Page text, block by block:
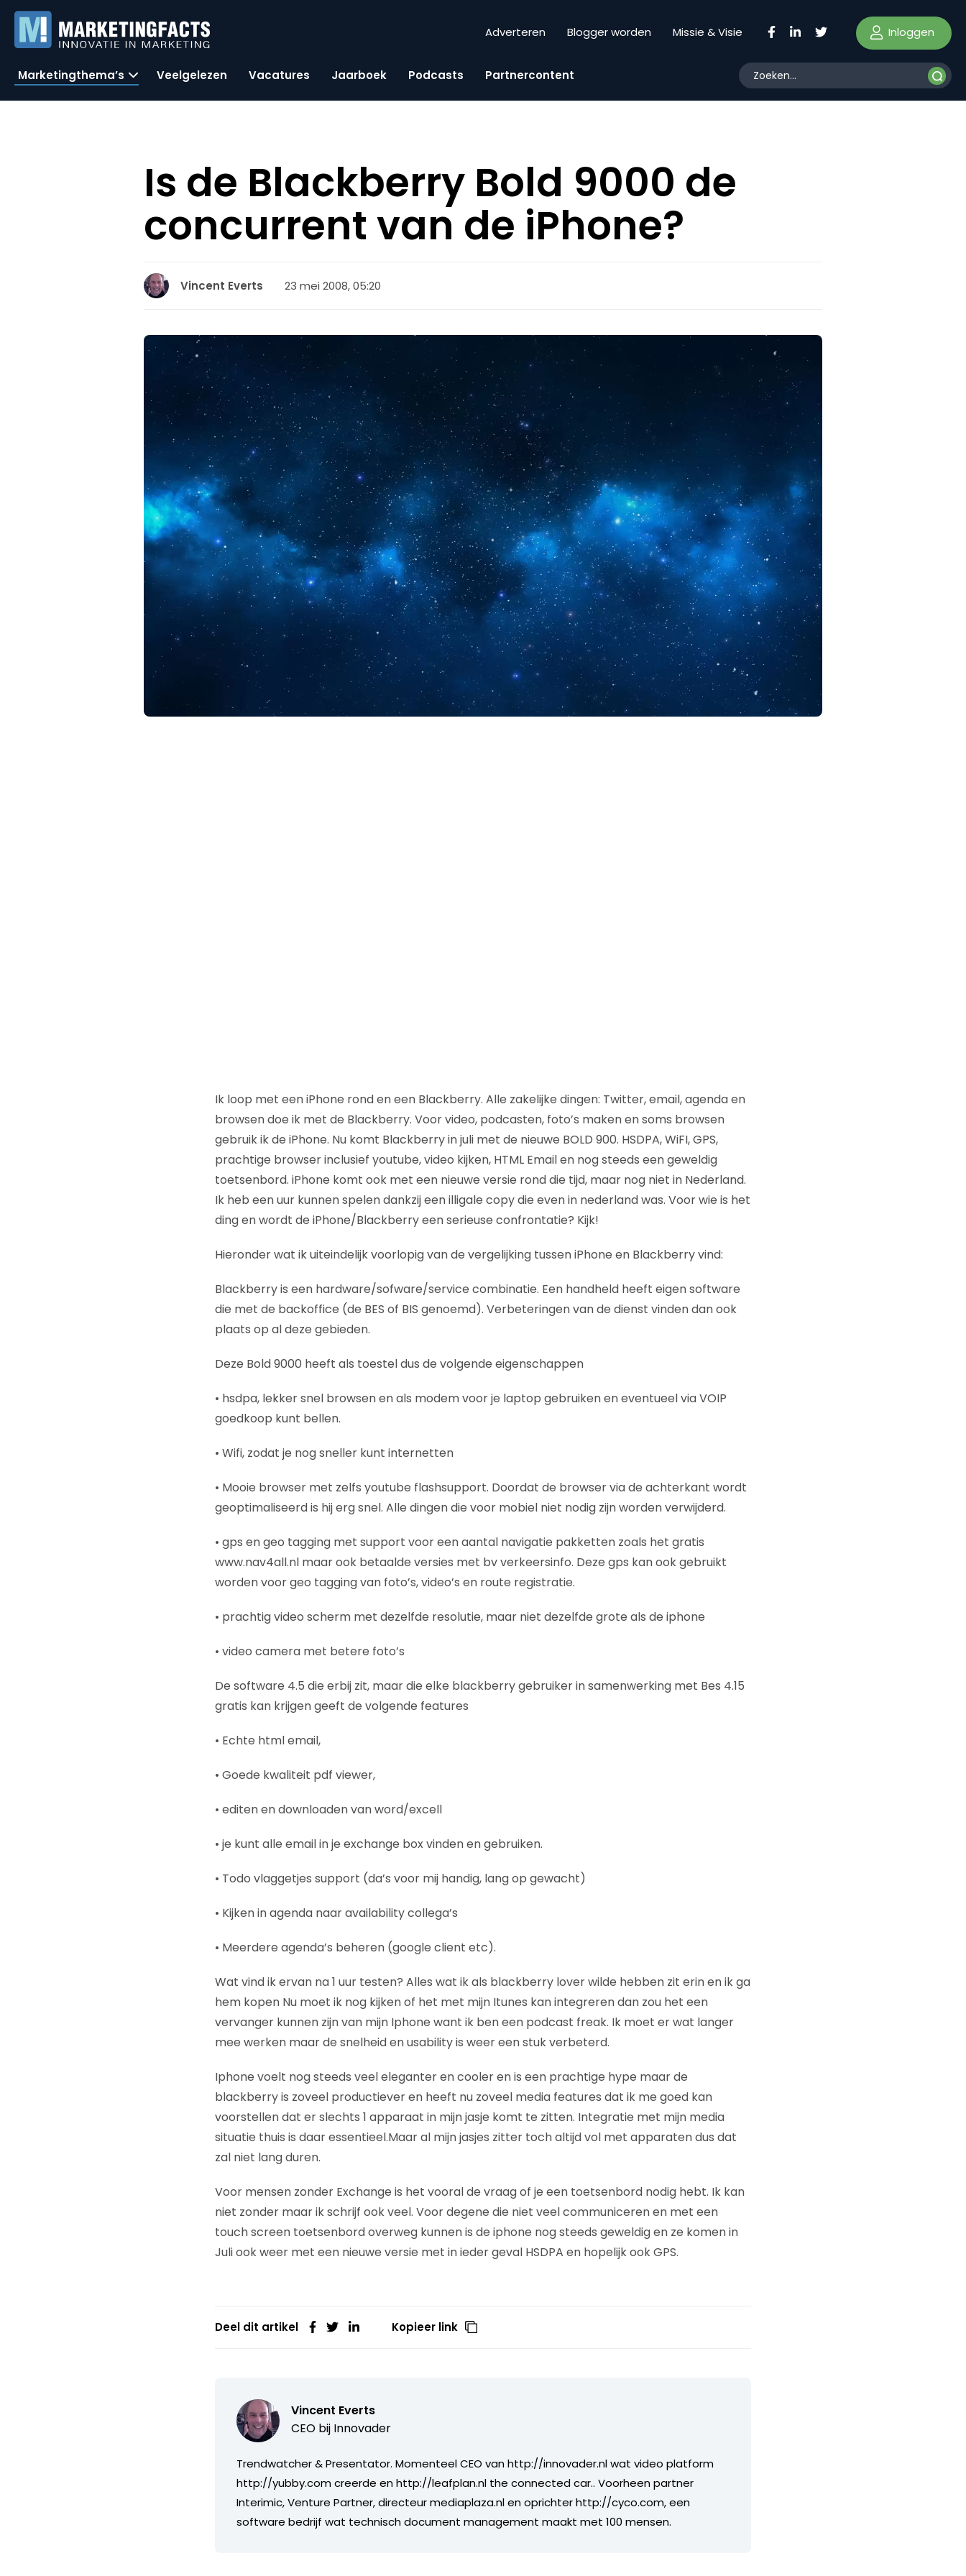
Adverteren Blogger worden Missie & Visie Inloggen
Marketingthema’s Veelgelezen Vacatures Jaarboek Podcasts Partnercontent
Is de Blackberry Bold 9000 de
concurrent van de iPhone?
Vincent Everts 23 mei 2008, 05:20
Ik loop met een iPhone rond en een Blackberry. Alle zakelijke dingen: Twitter, email, agenda en
browsen doe ik met de Blackberry. Voor video, podcasten, foto’s maken en soms browsen
gebruik ik de iPhone. Nu komt Blackberry in juli met de nieuwe BOLD 900. HSDPA, WiFI, GPS,
prachtige browser inclusief youtube, video kijken, HTML Email en nog steeds een geweldig
toetsenbord. iPhone komt ook met een nieuwe versie rond die tijd, maar nog niet in Nederland.
Ik heb een uur kunnen spelen dankzij een illigale copy die even in nederland was. Voor wie is het
ding en wordt de iPhone/Blackberry een serieuse confrontatie? Kijk!
Hieronder wat ik uiteindelijk voorlopig van de vergelijking tussen iPhone en Blackberry vind:
Blackberry is een hardware/sofware/service combinatie. Een handheld heeft eigen software
die met de backoffice (de BES of BIS genoemd). Verbeteringen van de dienst vinden dan ook
plaats op al deze gebieden.
Deze Bold 9000 heeft als toestel dus de volgende eigenschappen
• hsdpa, lekker snel browsen en als modem voor je laptop gebruiken en eventueel via VOIP
goedkoop kunt bellen.
• Wifi, zodat je nog sneller kunt internetten
• Mooie browser met zelfs youtube flashsupport. Doordat de browser via de achterkant wordt
geoptimaliseerd is hij erg snel. Alle dingen die voor mobiel niet nodig zijn worden verwijderd.
• gps en geo tagging met support voor een aantal navigatie pakketten zoals het gratis
www.nav4all.nl maar ook betaalde versies met bv verkeersinfo. Deze gps kan ook gebruikt
worden voor geo tagging van foto’s, video’s en route registratie.
• prachtig video scherm met dezelfde resolutie, maar niet dezelfde grote als de iphone
• video camera met betere foto’s
De software 4.5 die erbij zit, maar die elke blackberry gebruiker in samenwerking met Bes 4.15
gratis kan krijgen geeft de volgende features
• Echte html email,
• Goede kwaliteit pdf viewer,
• editen en downloaden van word/excell
• je kunt alle email in je exchange box vinden en gebruiken.
• Todo vlaggetjes support (da’s voor mij handig, lang op gewacht)
• Kijken in agenda naar availability collega’s
• Meerdere agenda’s beheren (google client etc).
Wat vind ik ervan na 1 uur testen? Alles wat ik als blackberry lover wilde hebben zit erin en ik ga
hem kopen Nu moet ik nog kijken of het met mijn Itunes kan integreren dan zou het een
vervanger kunnen zijn van mijn Iphone want ik ben een podcast freak. Ik moet er wat langer
mee werken maar de snelheid en usability is weer een stuk verbeterd.
Iphone voelt nog steeds veel eleganter en cooler en is een prachtige hype maar de
blackberry is zoveel productiever en heeft nu zoveel media features dat ik me goed kan
voorstellen dat er slechts 1 apparaat in mijn jasje komt te zitten. Integratie met mijn media
situatie thuis is daar essentieel.Maar al mijn jasjes zitter toch altijd vol met apparaten dus dat
zal niet lang duren.
Voor mensen zonder Exchange is het vooral de vraag of je een toetsenbord nodig hebt. Ik kan
niet zonder maar ik schrijf ook veel. Voor degene die niet veel communiceren en met een
touch screen toetsenbord overweg kunnen is de iphone nog steeds geweldig en ze komen in
Juli ook weer met een nieuwe versie met in ieder geval HSDPA en hopelijk ook GPS.
Deel dit artikel Kopieer link
Vincent Everts
CEO bij Innovader
Trendwatcher & Presentator. Momenteel CEO van http://innovader.nl wat video platform
http://yubby.com creerde en http://leafplan.nl the connected car.. Voorheen partner
Interimic, Venture Partner, directeur mediaplaza.nl en oprichter http://cyco.com, een
software bedrijf wat technisch document management maakt met 100 mensen.